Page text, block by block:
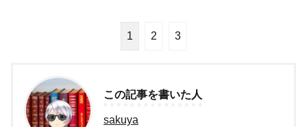
1 2 3
この記事を書いた人
sakuya